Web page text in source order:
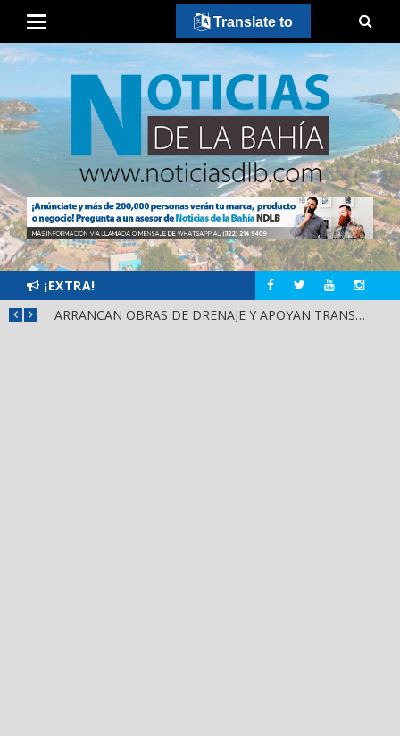
¡EXTRA!
ARRANCAN OBRAS DE DRENAJE Y APOYAN TRANSPORTE PÚBLICO EN PUENTE DE SAN CAYETANO
Translate to